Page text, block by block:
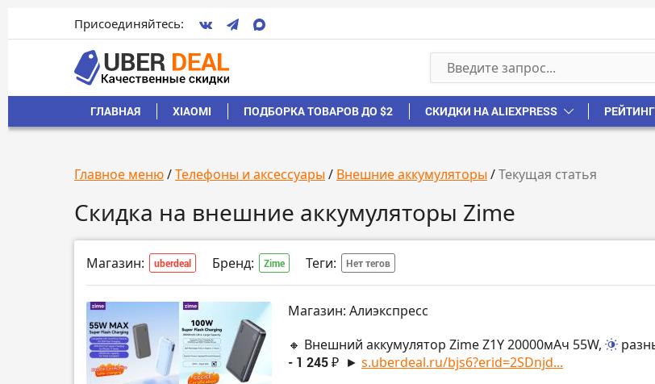
Присоединяйтесь:
ГЛАВНАЯ XIAOMI ПОДБОРКА ТОВАРОВ ДО $2 СКИДКИ НА ALIEXPRESS
Главное меню/Телефоны и аксессуары / Внешние аккумуляторы /Текущая статья
Скидка на внешние аккумуляторы Zime
Магазин: uberdeal Бренд: Zime Теги: Нет тегов
Магазин: Алиэкспресс
🔸 Внешний аккумулятор Zime Z1Y 20000мАч 55W,
- 1 245 ₽ ► s.uberdeal.ru/bjs6?erid=2SDnjd...